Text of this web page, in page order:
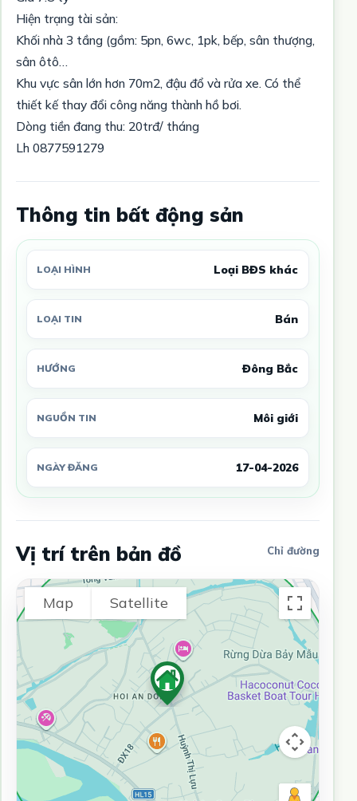
Hiện trạng tài sản:
Khối nhà 3 tầng (gồm: 5pn, 6wc, 1pk, bếp, sân thượng,
sân ôtô…
Khu vực sân lớn hơn 70m2, đậu đổ và rửa xe. Có thể
thiết kế thay đổi công năng thành hồ bơi.
Dòng tiền đang thu: 20trđ/ tháng
Lh 0877591279
Thông tin bất động sản
LOẠI HÌNH Loại BĐS khác
LOẠI TIN Bán
HƯỚNG Đông Bắc
NGUỒN TIN Môi giới
NGÀY ĐĂNG 17-04-2026
Vị trí trên bản đồ Chỉ đường
Map Satellite